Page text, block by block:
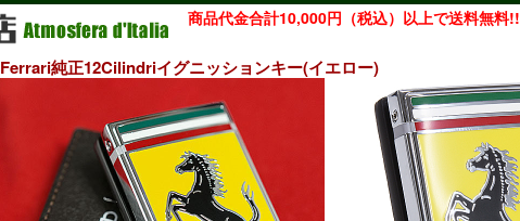
商品代金合計10,000円（税込）以上で送料無料!!
Ferrari純正12Cilindriイグニッションキー(イエロー)